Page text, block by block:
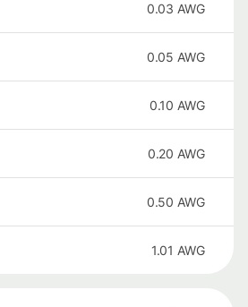
0.03 AWG
0.05 AWG
0.10 AWG
0.20 AWG
0.50 AWG
1.01 AWG